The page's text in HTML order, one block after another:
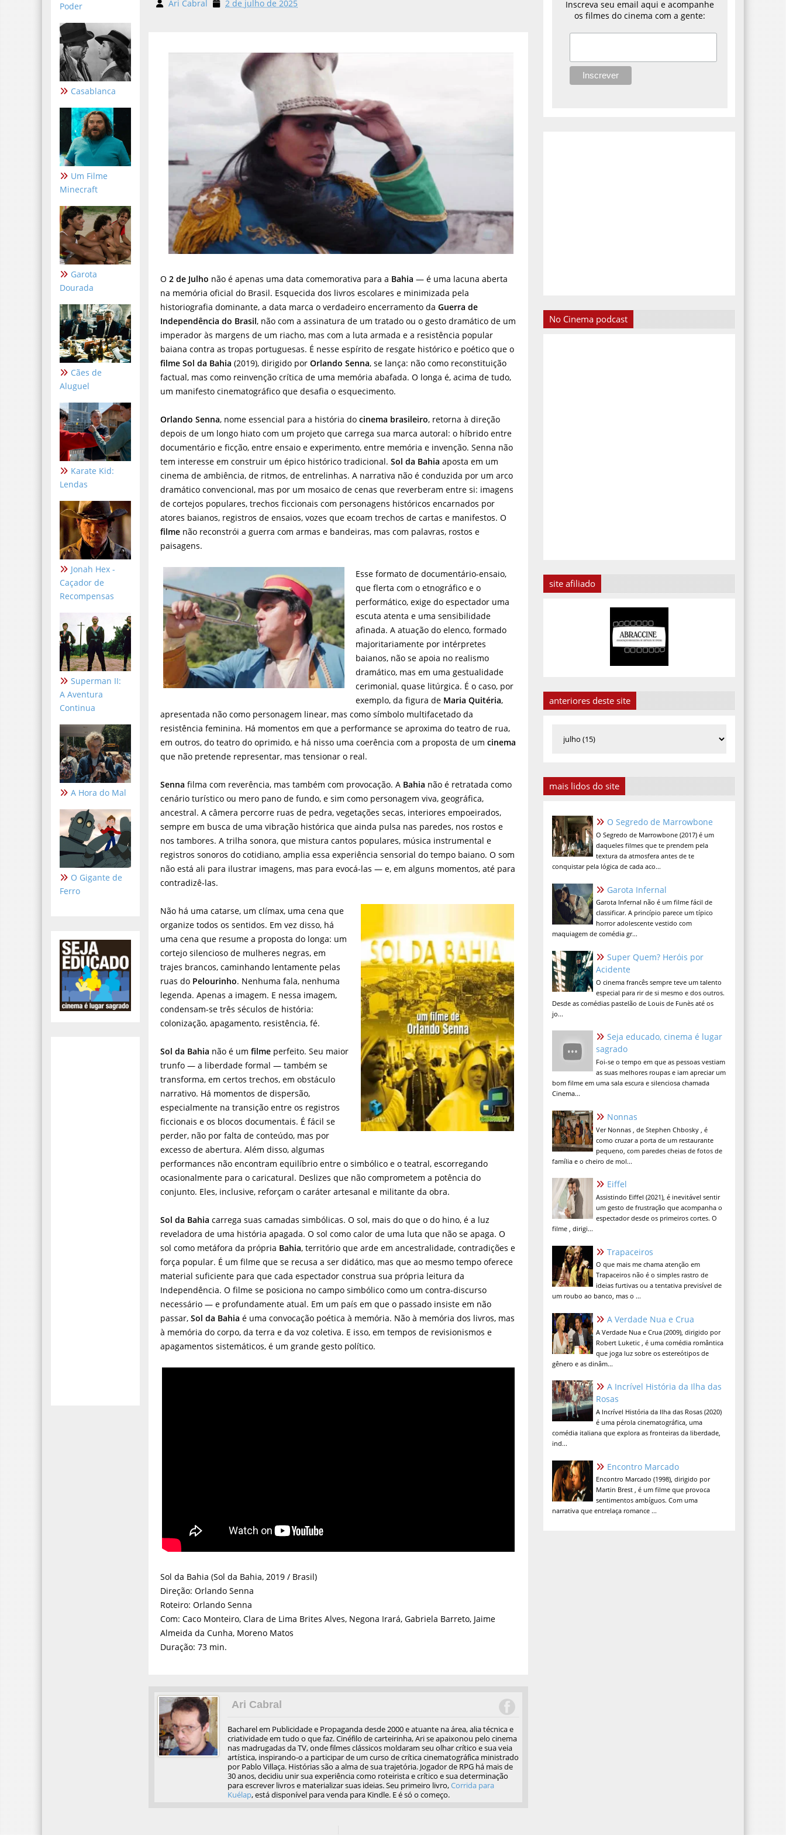
Poder
Casablanca
Um Filme
Minecraft
Garota
Dourada
Cães de
Aluguel
Karate Kid:
Lendas
Jonah Hex -
Caçador de
Recompensas
Superman II:
A Aventura
Continua
A Hora do Mal
O Gigante de
Ferro
Ari Cabral 2 de julho de 2025
O2 de Julho não é apenas uma data comemorativa para a Bahia — é uma lacuna aberta
na memória oficial do Brasil. Esquecida dos livros escolares e minimizada pela
historiografia dominante, a data marca o verdadeiro encerramento daGuerra de
Independência do Brasil, não com a assinatura de um tratado ou o gesto dramático de um
imperador às margens de um riacho, mas com a luta armada e a resistência popular
baiana contra as tropas portuguesas. É nesse espírito de resgate histórico e poético que o
filme Sol da Bahia (2019), dirigido porOrlando Senna, se lança: não como reconstituição
factual, mas como reinvenção crítica de uma memória abafada. O longa é, acima de tudo,
um manifesto cinematográfico que desafia o esquecimento.
Orlando Senna, nome essencial para a história docinema brasileiro, retorna à direção
depois de um longo hiato com um projeto que carrega sua marca autoral: o híbrido entre
documentário e ficção, entre ensaio e experimento, entre memória e invenção. Senna não
tem interesse em construir um épico histórico tradicional.Sol da Bahia aposta em um
cinema de ambiência, de ritmos, de entrelinhas. A narrativa não é conduzida por um arco
dramático convencional, mas por um mosaico de cenas que reverberam entre si: imagens
de cortejos populares, trechos ficcionais com personagens históricos encarnados por
atores baianos, registros de ensaios, vozes que ecoam trechos de cartas e manifestos. O
filme não reconstrói a guerra com armas e bandeiras, mas com palavras, rostos e
paisagens.
Esse formato de documentário-ensaio,
que flerta com o etnográfico e o
performático, exige do espectador uma
escuta atenta e uma sensibilidade
afinada. A atuação do elenco, formado
majoritariamente por intérpretes
baianos, não se apoia no realismo
dramático, mas em uma gestualidade
cerimonial, quase litúrgica. É o caso, por
exemplo, da figura de Maria Quitéria,
apresentada não como personagem linear, mas como símbolo multifacetado da
resistência feminina. Há momentos em que a performance se aproxima do teatro de rua,
em outros, do teatro do oprimido, e há nisso uma coerência com a proposta de umcinema
que não pretende representar, mas tensionar o real.
Senna filma com reverência, mas também com provocação. A Bahia não é retratada como
cenário turístico ou mero pano de fundo, e sim como personagem viva, geográfica,
ancestral. A câmera percorre ruas de pedra, vegetações secas, interiores empoeirados,
sempre em busca de uma vibração histórica que ainda pulsa nas paredes, nos rostos e
nos tambores. A trilha sonora, que mistura cantos populares, música instrumental e
registros sonoros do cotidiano, amplia essa experiência sensorial do tempo baiano. O som
não está ali para ilustrar imagens, mas para evocá-las — e, em alguns momentos, até para
contradizê-las.
Não há uma catarse, um clímax, uma cena que
organize todos os sentidos. Em vez disso, há
uma cena que resume a proposta do longa: um
cortejo silencioso de mulheres negras, em
trajes brancos, caminhando lentamente pelas
ruas do Pelourinho. Nenhuma fala, nenhuma
legenda. Apenas a imagem. E nessa imagem,
condensam-se três séculos de história:
colonização, apagamento, resistência, fé.
Sol da Bahia não é umfilme perfeito. Seu maior
trunfo — a liberdade formal — também se
transforma, em certos trechos, em obstáculo
narrativo. Há momentos de dispersão,
especialmente na transição entre os registros
ficcionais e os blocos documentais. É fácil se
perder, não por falta de conteúdo, mas por
excesso de abertura. Além disso, algumas
performances não encontram equilíbrio entre o simbólico e o teatral, escorregando
ocasionalmente para o caricatural. Deslizes que não comprometem a potência do
conjunto. Eles, inclusive, reforçam o caráter artesanal e militante da obra.
Sol da Bahia carrega suas camadas simbólicas. O sol, mais do que o do hino, é a luz
reveladora de uma história apagada. O sol como calor de uma luta que não se apaga. O
sol como metáfora da própria Bahia, território que arde em ancestralidade, contradições e
força popular. É um filme que se recusa a ser didático, mas que ao mesmo tempo oferece
material suficiente para que cada espectador construa sua própria leitura da
Independência. O filme se posiciona no campo simbólico como um contra-discurso
necessário — e profundamente atual. Em um país em que o passado insiste em não
passar,Sol da Bahia é uma convocação poética à memória. Não à memória dos livros, mas
à memória do corpo, da terra e da voz coletiva. E isso, em tempos de revisionismos e
apagamentos sistemáticos, é um grande gesto político.
Sol da Bahia (Sol da Bahia, 2019 / Brasil)
Direção: Orlando Senna
Roteiro: Orlando Senna
Com: Caco Monteiro, Clara de Lima Brites Alves, Negona Irará, Gabriela Barreto, Jaime
Almeida da Cunha, Moreno Matos
Duração: 73 min.
Ari Cabral
Bacharel em Publicidade e Propaganda desde 2000 e atuante na área, alia técnica e
criatividade em tudo o que faz. Cinéfilo de carteirinha, Ari se apaixonou pelo cinema
nas madrugadas da TV, onde filmes clássicos moldaram seu olhar crítico e sua veia
artística, inspirando-o a participar de um curso de crítica cinematográfica ministrado
por Pablo Villaça. Histórias são a alma de sua trajetória. Jogador de RPG há mais de
30 anos, decidiu unir sua experiência como roteirista e crítico e sua determinação
para escrever livros e materializar suas ideias. Seu primeiro livro,Corrida para
Kuélap, está disponível para venda para Kindle. E é só o começo.
Inscreva seu email aqui e acompanhe
os filmes do cinema com a gente:
No Cinema podcast
site afiliado
anteriores deste site
mais lidos do site
O Segredo de Marrowbone
O Segredo de Marrowbone (2017) é um
daqueles filmes que te prendem pela
textura da atmosfera antes de te
conquistar pela lógica de cada aco...
Garota Infernal
Garota Infernal não é um filme fácil de
classificar. A princípio parece um típico
horror adolescente vestido com
maquiagem de comédia gr...
Super Quem? Heróis por
Acidente
O cinema francês sempre teve um talento
especial para rir de si mesmo e dos outros.
Desde as comédias pastelão de Louis de Funès até os
jo...
Seja educado, cinema é lugar
sagrado
Foi-se o tempo em que as pessoas vestiam
as suas melhores roupas e iam apreciar um
bom filme em uma sala escura e silenciosa chamada
Cinema...
Nonnas
Ver Nonnas , de Stephen Chbosky , é
como cruzar a porta de um restaurante
pequeno, com paredes cheias de fotos de
família e o cheiro de mol...
Eiffel
Assistindo Eiffel (2021), é inevitável sentir
um gesto de frustração que acompanha o
espectador desde os primeiros cortes. O
filme , dirigi...
Trapaceiros
O que mais me chama atenção em
Trapaceiros não é o simples rastro de
ideias furtivas ou a tentativa previsível de
um roubo ao banco, mas o ...
A Verdade Nua e Crua
A Verdade Nua e Crua (2009), dirigido por
Robert Luketic , é uma comédia romântica
que joga luz sobre os estereótipos de
gênero e as dinâm...
A Incrível História da Ilha das
Rosas
A Incrível História da Ilha das Rosas (2020)
é uma pérola cinematográfica, uma
comédia italiana que explora as fronteiras da liberdade,
ind...
Encontro Marcado
Encontro Marcado (1998), dirigido por
Martin Brest , é um filme que provoca
sentimentos ambíguos. Com uma
narrativa que entrelaça romance ...